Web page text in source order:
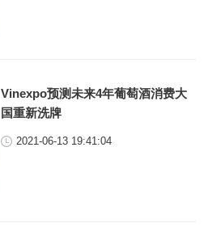
Vinexpo预测未来4年葡萄酒消费大
国重新洗牌
2021-06-13 19:41:04